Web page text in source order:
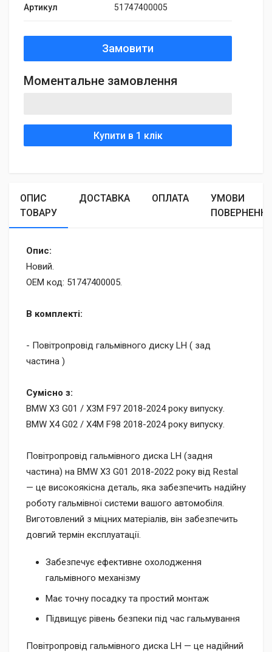
Артикул 51747400005
Замовити
Моментальне замовлення
Купити в 1 клік
ОПИС
ТОВАРУ
ДОСТАВКА ОПЛАТА
УМОВИ
Опис:
Новий.
OEM код: 51747400005.
В комплекті:
- Повітропровід гальмівного диску LH ( зад
частина )
Cумісно з:
BMW X3 G01 / X3M F97 2018-2024 року випуску.
BMW X4 G02 / X4M F98 2018-2024 року випуску.
Повітропровід гальмівного диска LH (задня
частина) на BMW X3 G01 2018-2022 року від Restal
— це високоякісна деталь, яка забезпечить надійну
роботу гальмівної системи вашого автомобіля.
Виготовлений з міцних матеріалів, він забезпечить
довгий термін експлуатації.
Забезпечує ефективне охолодження
гальмівного механізму
Має точну посадку та простий монтаж
Підвищує рівень безпеки під час гальмування
Повітропровід гальмівного диска LH — це надійний